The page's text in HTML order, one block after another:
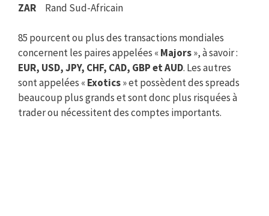
ZAR Rand Sud-Africain
85 pourcent ou plus des transactions mondiales
concernent les paires appelées «Majors», à savoir :
EUR, USD, JPY, CHF, CAD, GBP et AUD. Les autres
sont appelées «Exotics» et possèdent des spreads
beaucoup plus grands et sont donc plus risquées à
trader ou nécessitent des comptes importants.